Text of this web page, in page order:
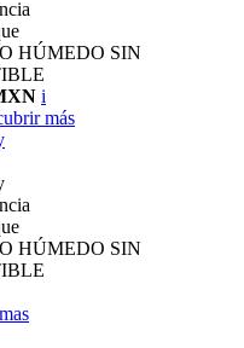
HÚMEDO SIN
i
más
HÚMEDO SIN